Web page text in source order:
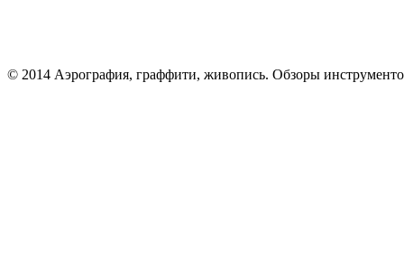
© 2014 Аэрография, граффити, живопись. Обзоры